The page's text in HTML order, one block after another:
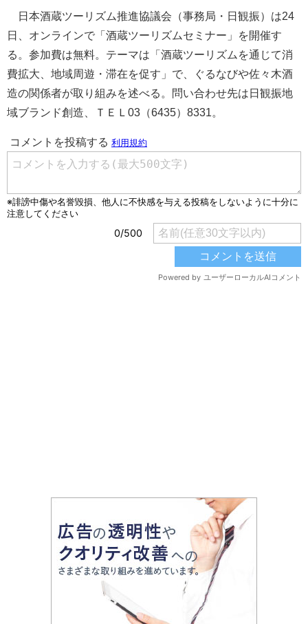
日本酒蔵ツーリズム推進協議会（事務局・日観振）は24
日、オンラインで「酒蔵ツーリズムセミナー」を開催す
る。参加費は無料。テーマは「酒蔵ツーリズムを通じて消
費拡大、地域周遊・滞在を促す」で、ぐるなびや佐々木酒
造の関係者が取り組みを述べる。問い合わせ先は日観振地
域ブランド創造、ＴＥＬ03（6435）8331。